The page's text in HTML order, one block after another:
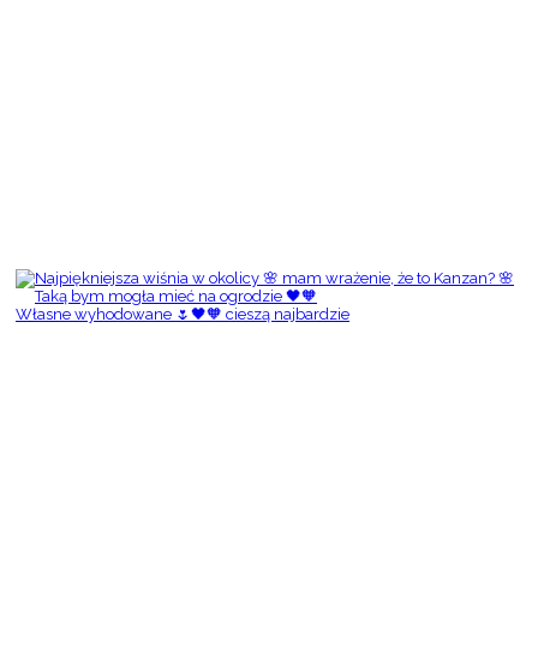
Własne wyhodowane 🌷🖤🧡 cieszą najbardzie